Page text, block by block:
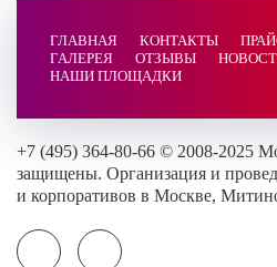
ГЛАВНАЯ КОНТАКТЫ
ГАЛЕРЕЯ
ОТЗЫВЫ
НАШИ ПЛОЩАДКИ
+7 (495) 364-80-66 © 2008-2025
защищены. Организация и
и корпоративов в Москве,